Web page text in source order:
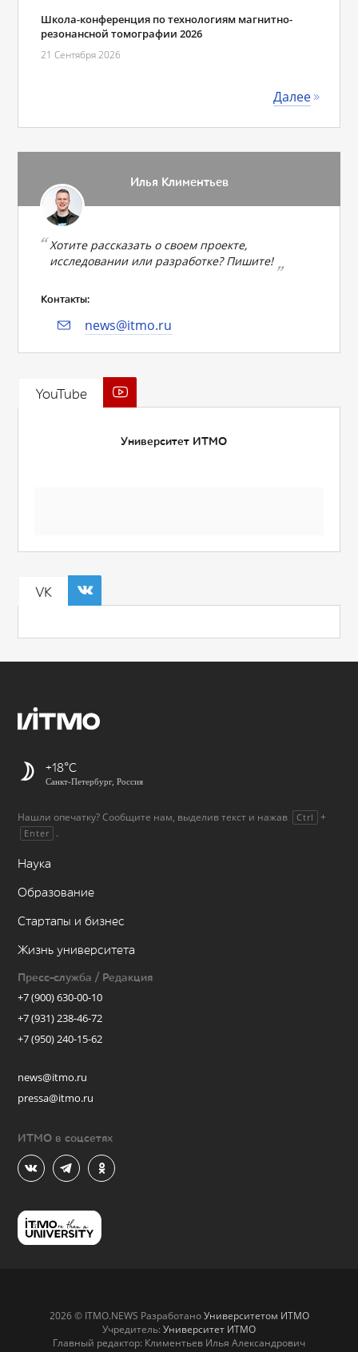
Школа-конференция по технологиям магнитно-
резонансной томографии 2026
21 Сентября 2026
Далее
Илья Климентьев
Хотите рассказать о своем проекте,
исследовании или разработке? Пишите!
Контакты:
news@itmo.ru
YouTube
Университет ИТМО
VK
+18
Санкт-Петербург, Россия
Нашли опечатку? Сообщите нам, выделив текст и нажав Ctrl +
Enter .
Наука
Образование
Стартапы и бизнес
Жизнь университета
Пресс-служба / Редакция
+7 (900) 630-00-10
+7 (931) 238-46-72
+7 (950) 240-15-62
news@itmo.ru
pressa@itmo.ru
ИТМО в соцсетях
2026 © ITMO.NEWS РазработаноУниверситетом ИТМО
Учредитель: Университет ИТМО
Главный редактор: Климентьев Илья Александрович